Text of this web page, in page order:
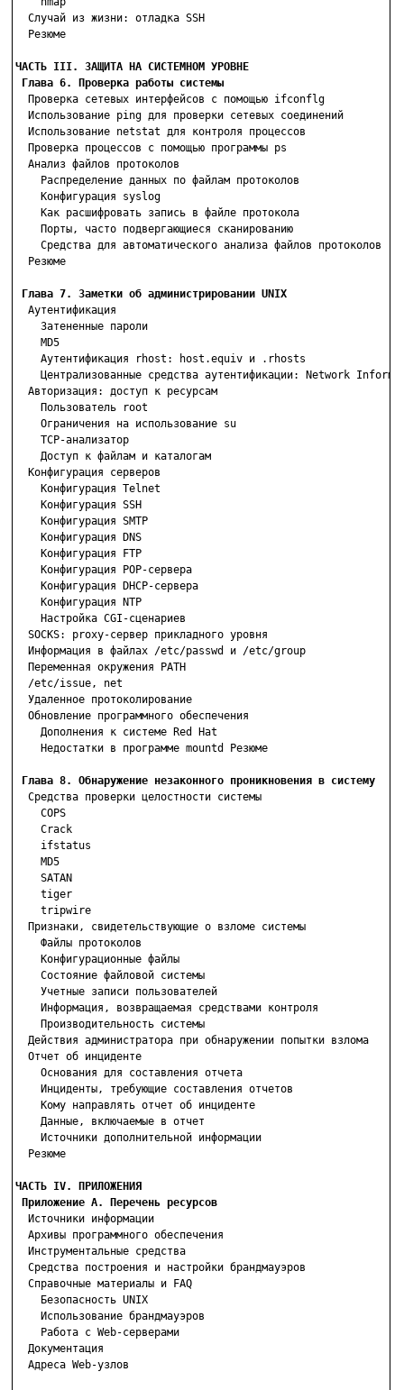
  Случай из жизни: отладка SSH
  Резюме
ЧАСТЬ III. ЗАЩИТА НА СИСТЕМНОМ УРОВНЕ
Глава 6. Проверка работы системы
  Проверка сетевых интерфейсов с помощью ifconflg
  Использование ping для проверки сетевых соединений
  Использование netstat для контроля процессов
  Проверка процессов с помощью программы ps
  Анализ файлов протоколов
    Распределение данных по файлам протоколов
    Конфигурация syslog
    Как расшифровать запись в файле протокола
    Порты, часто подвергающиеся сканированию
    Средства для автоматического анализа файлов протоколов
  Резюме
Глава 7. Заметки об администрировании UNIX
  Аутентификация
    Затененные пароли
    MD5
    Аутентификация rhost: host.equiv и .rhosts
Централизованные средства аутентификации: Network
  Авторизация: доступ к ресурсам
    Пользователь root
    Ограничения на использование su
    TCP-анализатор
    Доступ к файлам и каталогам
  Конфигурация серверов
    Конфигурация Telnet
    Конфигурация SSH
    Конфигурация SMTP
    Конфигурация DNS
    Конфигурация FTP
    Конфигурация РОР-сервера
    Конфигурация DHCP-сервера
    Конфигурация NTP
    Настройка CGI-сценариев
  SOCKS: proxy-сервер прикладного уровня
  Информация в файлах /etc/passwd и /etc/group
  Переменная окружения PATH
  /etc/issue, net
  Удаленное протоколирование
  Обновление программного обеспечения
    Дополнения к системе Red Hat
    Недостатки в программе mountd Резюме
Глава 8. Обнаружение незаконного проникновения в систему
  Средства проверки целостности системы
    COPS
    Crack
    ifstatus
    MD5
    SATAN
    tiger
    tripwire
  Признаки, свидетельствующие о взломе системы
    Файлы протоколов
    Конфигурационные файлы
    Состояние файловой системы
    Учетные записи пользователей
    Информация, возвращаемая средствами контроля
    Производительность системы
  Действия администратора при обнаружении попытки взлома
  Отчет об инциденте
    Основания для составления отчета
    Инциденты, требующие составления отчетов
    Кому направлять отчет об инциденте
    Данные, включаемые в отчет
    Источники дополнительной информации
  Резюме
ЧАСТЬ IV. ПРИЛОЖЕНИЯ
Приложение А. Перечень ресурсов
  Источники информации
  Архивы программного обеспечения
  Инструментальные средства
  Средства построения и настройки брандмауэров
  Справочные материалы и FAQ
    Безопасность UNIX
    Использование брандмауэров
    Работа с Web-серверами
  Документация
  Адреса Web-узлов